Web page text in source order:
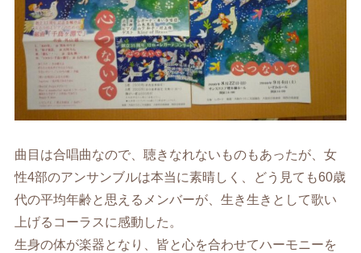
曲目は合唱曲なので、聴きなれないものもあったが、女
性4部のアンサンブルは本当に素晴しく、どう見ても60歳
代の平均年齢と思えるメンバーが、生き生きとして歌い
上げるコーラスに感動した。
生身の体が楽器となり、皆と心を合わせてハーモニーを